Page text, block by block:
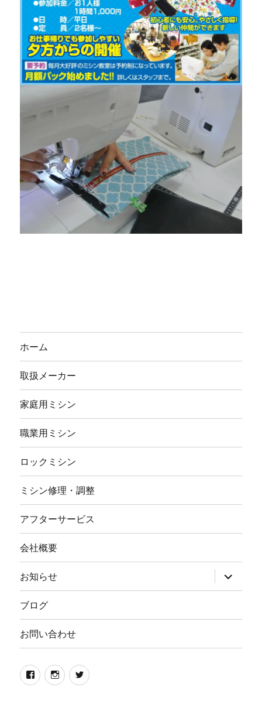
ホーム
取扱メーカー
家庭用ミシン
職業用ミシン
ロックミシン
ミシン修理・調整
アフターサービス
会社概要
お知らせ
ブ
メ
ー
開
ブログ
お問い合わせ
Facebook
イ
twitter